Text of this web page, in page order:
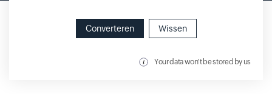
Converteren Wissen
Your data won't be stored by us